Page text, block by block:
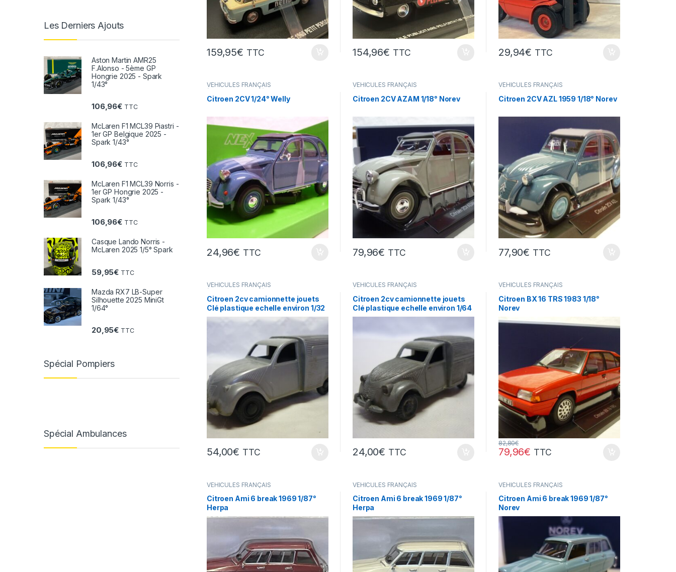
159,95€ TTC 154,96€ TTC 29,94€ TTC
VÉHICULES FRANÇAIS
(voitures,camions...)
Citroen 2CV 1/24° Welly
24,96€ TTC
VÉHICULES FRANÇAIS
(voitures,camions...)
Citroen 2CV AZAM 1/18° Norev
79,96€ TTC
VÉHICULES FRANÇAIS
(voitures,camions...)
Citroen 2CV AZL 1959 1/18° Norev
77,90€ TTC
VÉHICULES FRANÇAIS
(voitures,camions...)
Citroen 2cv camionnette jouets
Clé plastique echelle environ 1/32
54,00€ TTC
VÉHICULES FRANÇAIS
(voitures,camions...)
Citroen 2cv camionnette jouets
Clé plastique echelle environ 1/64
24,00€ TTC
VÉHICULES FRANÇAIS
(voitures,camions...)
Citroen BX 16 TRS 1983 1/18°
Norev
79,96€
82,80€
TTC
VÉHICULES FRANÇAIS
(voitures,camions...)
Citroen Ami 6 break 1969 1/87°
Herpa
VÉHICULES FRANÇAIS
(voitures,camions...)
Citroen Ami 6 break 1969 1/87°
Herpa
VÉHICULES FRANÇAIS
(voitures,camions...)
Citroen Ami 6 break 1969 1/87°
Norev
Les Derniers Ajouts
Aston Martin AMR25
F.Alonso - 5ème GP
Hongrie 2025 - Spark
1/43°
106,96€ TTC
McLaren F1 MCL39 Piastri -
1er GP Belgique 2025 -
Spark 1/43°
106,96€ TTC
McLaren F1 MCL39 Norris -
1er GP Hongrie 2025 -
Spark 1/43°
106,96€ TTC
Casque Lando Norris -
McLaren 2025 1/5° Spark
59,95€ TTC
Mazda RX7 LB-Super
Silhouette 2025 MiniGt
1/64°
20,95€ TTC
Spécial Pompiers
Spécial Ambulances